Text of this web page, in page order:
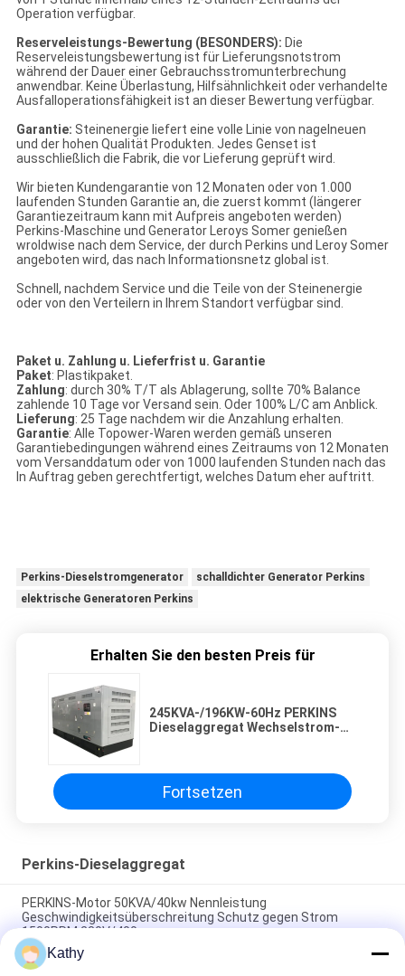
Operation verfügbar.
Reserveleistungs-Bewertung (BESONDERS): Die
Reserveleistungsbewertung ist für Lieferungsnotstrom
während der Dauer einer Gebrauchsstromunterbrechung
anwendbar. Keine Überlastung, Hilfsähnlichkeit oder verhandelte
Ausfalloperationsfähigkeit ist an dieser Bewertung verfügbar.
Garantie: Steinenergie liefert eine volle Linie von nagelneuen
und der hohen Qualität Produkten. Jedes Genset ist
ausschließlich die Fabrik, die vor Lieferung geprüft wird.
Wir bieten Kundengarantie von 12 Monaten oder von 1.000
laufenden Stunden Garantie an, die zuerst kommt (längerer
Garantiezeitraum kann mit Aufpreis angeboten werden)
Perkins-Maschine und Generator Leroys Somer genießen
wroldwise nach dem Service, der durch Perkins und Leroy Somer
angeboten wird, das nach Informationsnetz global ist.
Schnell, nachdem Service und die Teile von der Steinenergie
oder von den Verteilern in Ihrem Standort verfügbar sind.
Paket u. Zahlung u. Lieferfrist u. Garantie
Paket: Plastikpaket.
Zahlung: durch 30% T/T als Ablagerung, sollte 70% Balance
zahlende 10 Tage vor Versand sein. Oder 100% L/C am Anblick.
Lieferung: 25 Tage nachdem wir die Anzahlung erhalten.
Garantie: Alle Topower-Waren werden gemäß unseren
Garantiebedingungen während eines Zeitraums von 12 Monaten
vom Versanddatum oder von 1000 laufenden Stunden nach das
In Auftrag geben gerechtfertigt, welches Datum eher auftritt.
Perkins-Dieselstromgenerator
schalldichter Generator Perkins
elektrische Generatoren Perkins
Erhalten Sie den besten Preis für
245KVA-/196KW-60Hz PERKINS
Dieselaggregat Wechselstrom-
Fortsetzen
Perkins-Dieselaggregat
PERKINS-Motor 50KVA/40kw Nennleistung
Geschwindigkeitsüberschreitung Schutz gegen Strom
1500PRM 230V/400
Perkins-Generator 13KVA/10KW Nennleistung Leroy Somer
Kathy